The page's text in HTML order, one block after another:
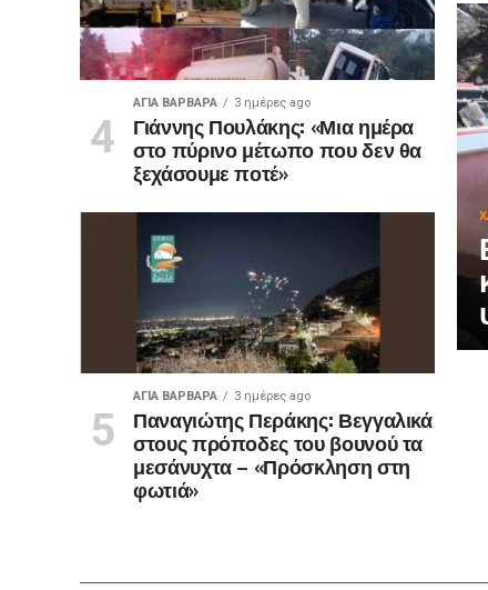
ΑΓΙΑ ΒΑΡΒΑΡΑ 3 ημέρες ago
Γιάννης Πουλάκης: «Μια ημέρα
στο πύρινο μέτωπο που δεν θα
ξεχάσουμε ποτέ»
ΑΓΙΑ ΒΑΡΒΑΡΑ 3 ημέρες ago
Παναγιώτης Περάκης: Βεγγαλικά
στους πρόποδες του βουνού τα
μεσάνυχτα – «Πρόσκληση στη
φωτιά»